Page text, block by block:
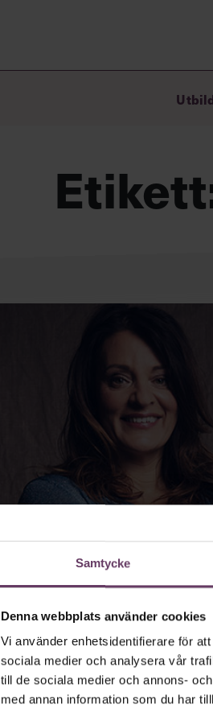
Samtycke
Denna webbplats använder cookies
Vi använder enhetsidentifierare för
sociala medier och analysera vår
till de sociala medier och annons-
med annan information som du har